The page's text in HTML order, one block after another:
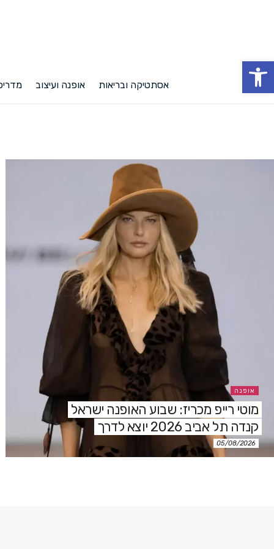
פתח סרגל נגישות
אסתטיקה ובריאות אופנה ועיצוב
אופנה
מוטי רייפ מכריז: שבוע האופנה ישראל
קנדה תל אביב 2026 יוצא לדרך
05/08/2026